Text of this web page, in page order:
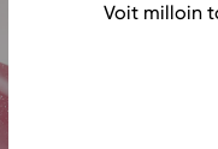
Voit milloin